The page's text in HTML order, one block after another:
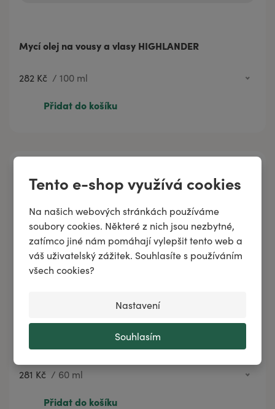
Tento e-shop využívá cookies
Na našich webových stránkách používáme
soubory cookies. Některé z nich jsou nezbytné,
zatímco jiné nám pomáhají vylepšit tento web a
váš uživatelský zážitek. Souhlasíte s používáním
všech cookies?
Nastavení
Souhlasím
Mycí olej na vousy a vlasy HIGHLANDER
282 Kč / 100 ml
Přidat do košíku
Regenerační balzám na pokožku a vousy
281 Kč / 60 ml
Přidat do košíku